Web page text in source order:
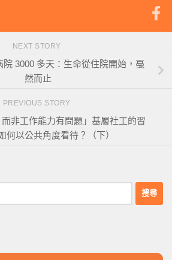
NEXT STORY
3000 多天：生命從住院開始，戞
然而止
PREVIOUS STORY
而非工作能力有問題」基層社工的習
何以公共角度看待？（下）